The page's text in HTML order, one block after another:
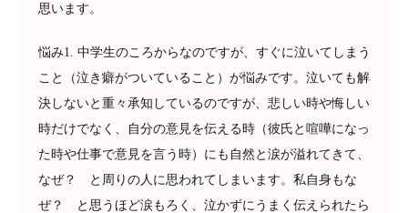
思います。
悩み1. 中学生のころからなのですが、すぐに泣いてしまう
こと（泣き癖がついていること）が悩みです。泣いても解
決しないと重々承知しているのですが、悲しい時や悔しい
時だけでなく、自分の意見を伝える時（彼氏と喧嘩になっ
た時や仕事で意見を言う時）にも自然と涙が溢れてきて、
なぜ？ と周りの人に思われてしまいます。私自身もな
ぜ？ と思うほど涙もろく、泣かずにうまく伝えられたら